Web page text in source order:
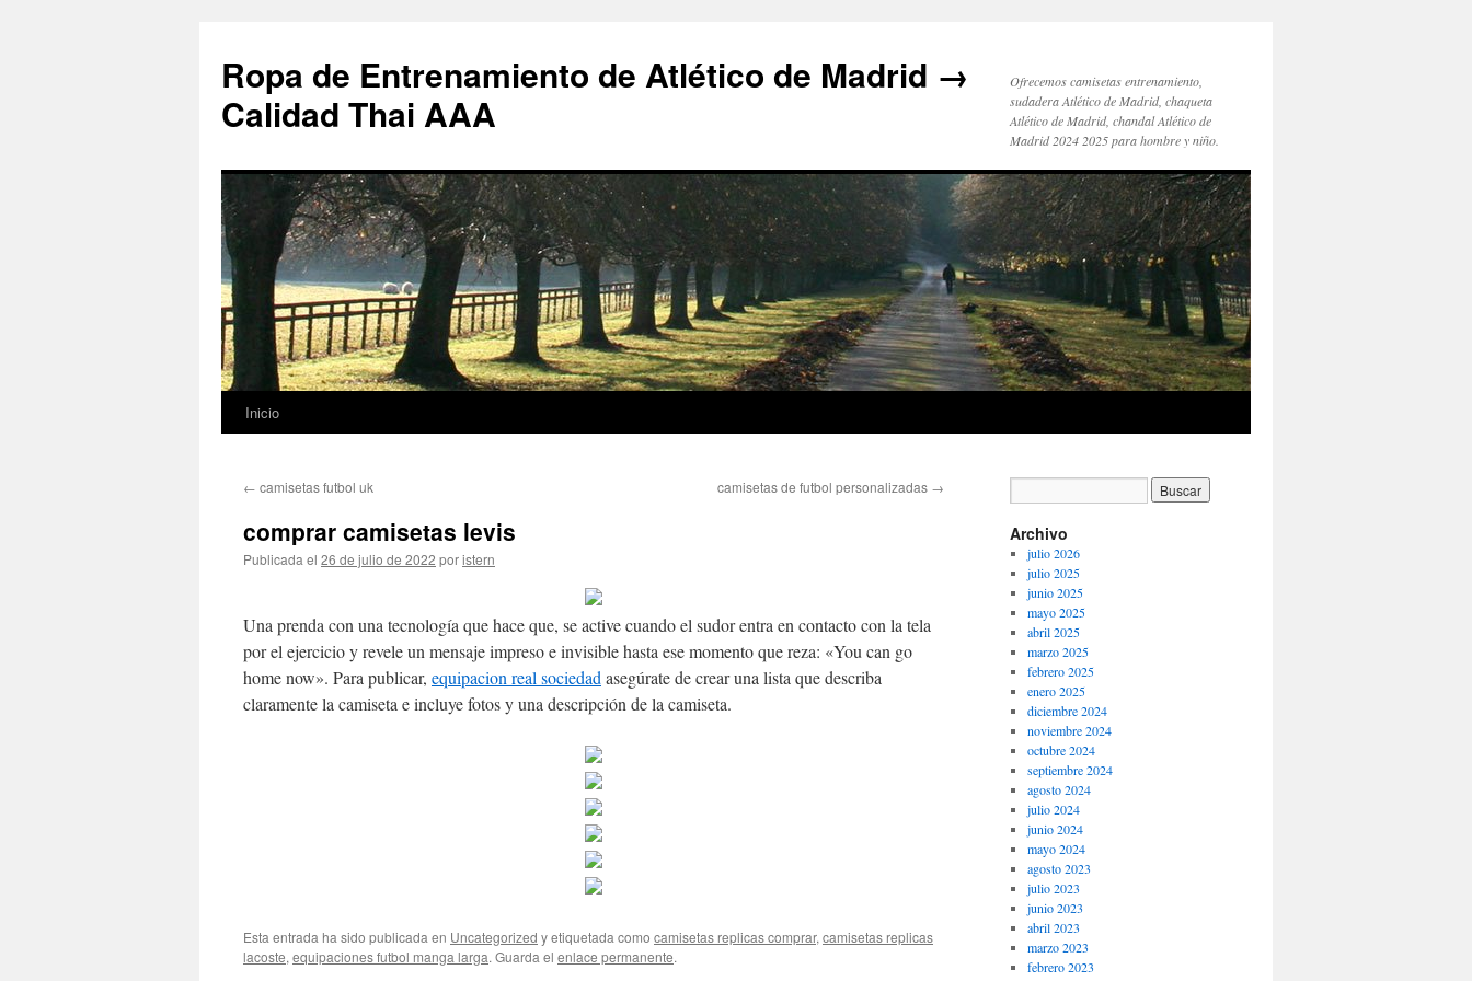
Ropa de Entrenamiento de Atlético de Madrid →
Calidad Thai AAA
Ofrecemos camisetas entrenamiento,
sudadera Atlético de Madrid, chaqueta
Atlético de Madrid, chandal Atlético de
Madrid 2024 2025 para hombre y niño.
Saltar
contenido
Inicio
← camisetas futbol uk camisetas de futbol personalizadas →
comprar camisetas levis
Publicada el 26 de julio de 2022 poristern
Una prenda con una tecnología que hace que, se active cuando el sudor entra en contacto con la tela
por el ejercicio y revele un mensaje impreso e invisible hasta ese momento que reza: «You can go
home now». Para publicar, equipacion real sociedad asegúrate de crear una lista que describa
claramente la camiseta e incluye fotos y una descripción de la camiseta.
Esta entrada ha sido publicada en Uncategorized y etiquetada como camisetas replicas comprar, camisetas replicas
lacoste, equipaciones futbol manga larga. Guarda el enlace permanente.
Archivo
julio 2026
julio 2025
junio 2025
mayo 2025
abril 2025
marzo 2025
febrero 2025
enero 2025
diciembre 2024
noviembre 2024
octubre 2024
septiembre 2024
agosto 2024
julio 2024
junio 2024
mayo 2024
agosto 2023
julio 2023
junio 2023
abril 2023
marzo 2023
febrero 2023